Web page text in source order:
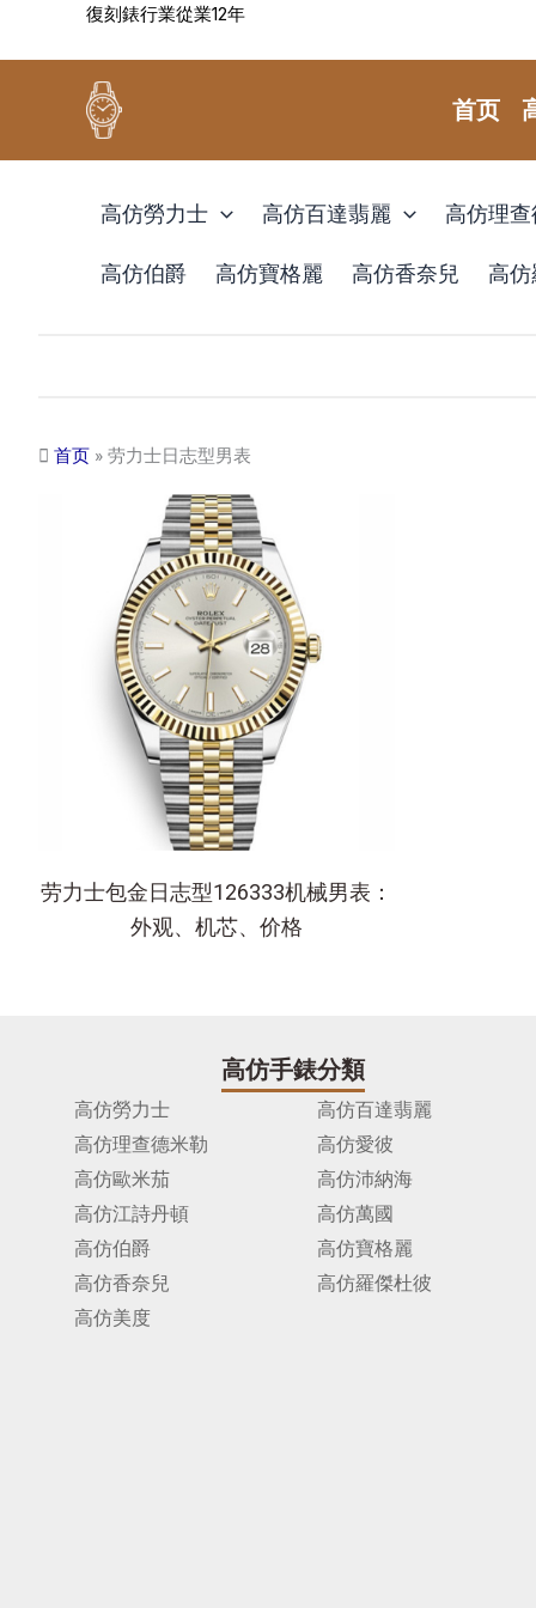
復刻錶行業從業12年
首页
高仿勞力士 高仿百達翡麗 高仿理
高仿伯爵 高仿寶格麗 高仿香奈兒 高
首页 » 劳力士日志型男表
劳力士包金日志型126333机械男表：
外观、机芯、价格
高仿手錶分類
高仿勞力士
高仿百達翡麗
高仿理查德米勒
高仿愛彼
高仿歐米茄
高仿沛納海
高仿江詩丹頓
高仿萬國
高仿伯爵
高仿寶格麗
高仿香奈兒
高仿羅傑杜彼
高仿美度